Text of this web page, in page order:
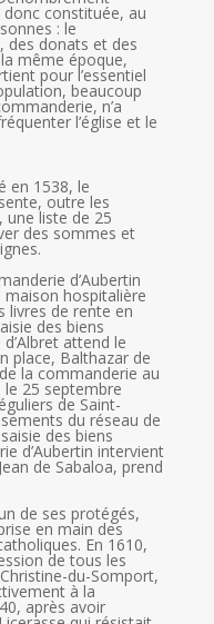
constituée, au
: le
des donats et des
même époque,
pour l’essentiel
beaucoup
n’a
l’église et le
en 1538, le
outre les
une liste de 25
des sommes et
d’Aubertin
hospitalière
livres de rente en
des biens
attend le
place, Balthazar de
la commanderie au
le 25 septembre
de Saint-
du réseau de
des biens
d’Aubertin intervient
de Sabaloa, prend
de ses protégés,
en main des
En 1610,
de tous les
du-Somport,
à la
après avoir